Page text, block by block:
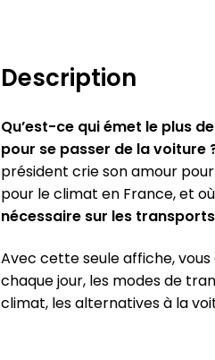
papier
commander
Description
Qu’est-ce qui émet le plus
pour se passer de la voiture
président crie son amour
pour le climat en France, et
néces­saire sur les trans­ports
Avec cette seule affiche,
chaque jour, les modes de
climat, les alter­na­tives à la